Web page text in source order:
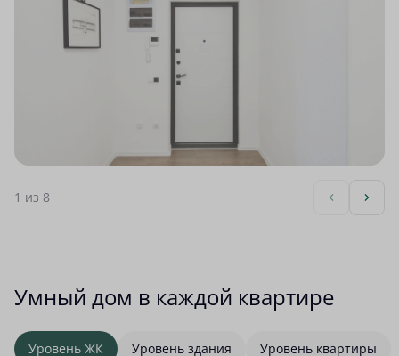
1 из 8
Умный дом в каждой квартире
Уровень ЖК Уровень здания Уровень квартиры